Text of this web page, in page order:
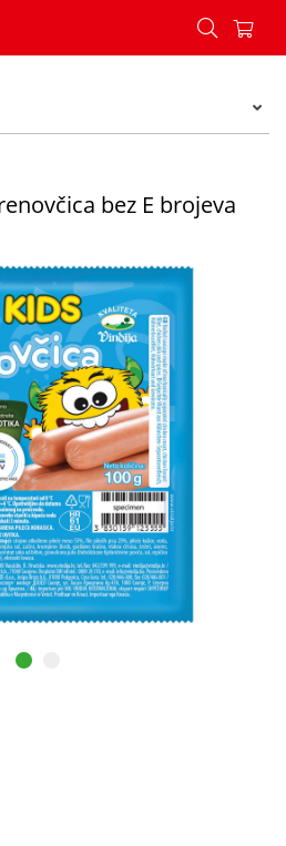
hrenovčica bez E brojeva 100
bez E brojeva